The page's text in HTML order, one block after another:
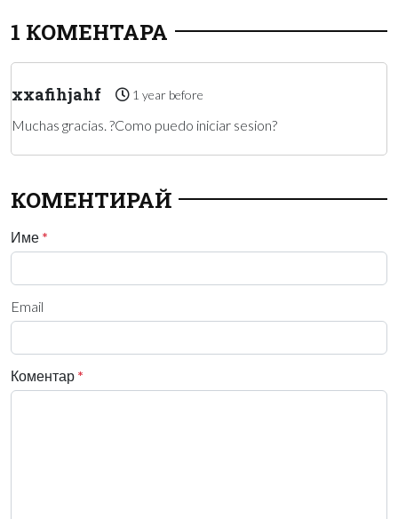
1 КОМЕНТАРА
xxafihjahf 1 year before
Muchas gracias. ?Como puedo iniciar sesion?
КОМЕНТИРАЙ
Име *
Email
Коментар *